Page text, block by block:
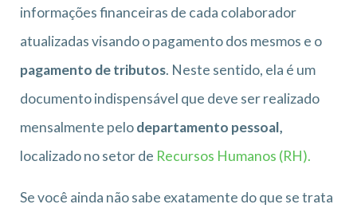
informações financeiras de cada colaborador
atualizadas visando o pagamento dos mesmos e o
pagamento de tributos. Neste sentido, ela é um
documento indispensável que deve ser realizado
mensalmente pelodepartamento pessoal,
localizado no setor de Recursos Humanos (RH).
Se você ainda não sabe exatamente do que se trata